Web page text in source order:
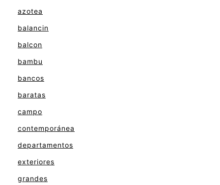
azotea
balancin
balcon
bambu
bancos
baratas
campo
contemporánea
departamentos
exteriores
grandes